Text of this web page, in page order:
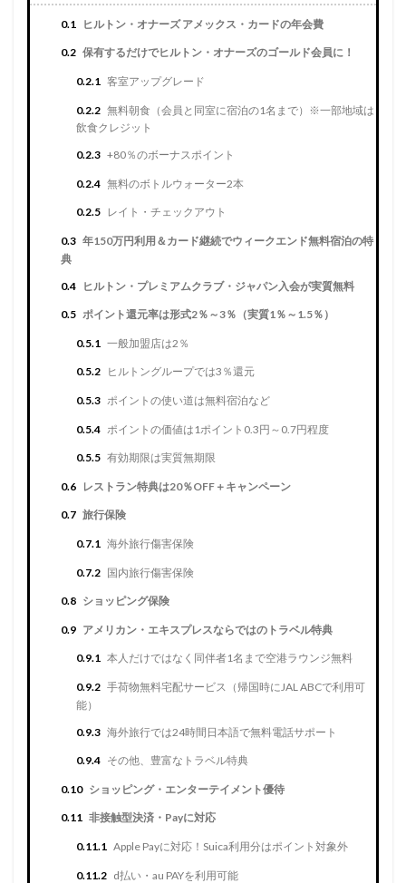
0.1 ヒルトン・オナーズ アメックス・カードの年会費
0.2 保有するだけでヒルトン・オナーズのゴールド会員に！
0.2.1 客室アップグレード
0.2.2 無料朝食（会員と同室に宿泊の1名まで）※一部地域は
飲食クレジット
0.2.3 +80％のボーナスポイント
0.2.4 無料のボトルウォーター2本
0.2.5 レイト・チェックアウト
0.3 年150万円利用＆カード継続でウィークエンド無料宿泊の特
典
0.4 ヒルトン・プレミアムクラブ・ジャパン入会が実質無料
0.5 ポイント還元率は形式2％～3％（実質1％～1.5％）
0.5.1 一般加盟店は2％
0.5.2 ヒルトングループでは3％還元
0.5.3 ポイントの使い道は無料宿泊など
0.5.4 ポイントの価値は1ポイント0.3円～0.7円程度
0.5.5 有効期限は実質無期限
0.6 レストラン特典は20％OFF＋キャンペーン
0.7 旅行保険
0.7.1 海外旅行傷害保険
0.7.2 国内旅行傷害保険
0.8 ショッピング保険
0.9 アメリカン・エキスプレスならではのトラベル特典
0.9.1 本人だけではなく同伴者1名まで空港ラウンジ無料
0.9.2 手荷物無料宅配サービス（帰国時にJAL ABCで利用可
能）
0.9.3 海外旅行では24時間日本語で無料電話サポート
0.9.4 その他、豊富なトラベル特典
0.10 ショッピング・エンターテイメント優待
0.11 非接触型決済・Payに対応
0.11.1 Apple Payに対応！Suica利用分はポイント対象外
0.11.2 d払い・au PAYを利用可能